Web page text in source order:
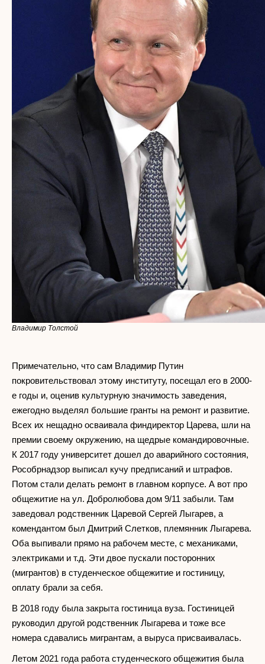
Владимир Толстой
Примечательно, что сам Владимир Путин
покровительствовал этому институту, посещал его в 2000-
е годы и, оценив культурную значимость заведения,
ежегодно выделял большие гранты на ремонт и развитие.
Всех их нещадно осваивала финдиректор Царева, шли на
премии своему окружению, на щедрые командировочные.
К 2017 году университет дошел до аварийного состояния,
Рособрнадзор выписал кучу предписаний и штрафов.
Потом стали делать ремонт в главном корпусе. А вот про
общежитие на ул. Добролюбова дом 9/11 забыли. Там
заведовал родственник Царевой Сергей Лыгарев, а
комендантом был Дмитрий Слетков, племянник Лыгарева.
Оба выпивали прямо на рабочем месте, с механиками,
электриками и т.д. Эти двое пускали посторонних
(мигрантов) в студенческое общежитие и гостиницу,
оплату брали за себя.
В 2018 году была закрыта гостиница вуза. Гостиницей
руководил другой родственник Лыгарева и тоже все
номера сдавались мигрантам, а выруса присваивалась.
Летом 2021 года работа студенческого общежития была